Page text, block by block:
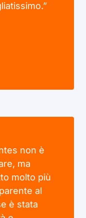
non è
ma
molto più
al
è stata